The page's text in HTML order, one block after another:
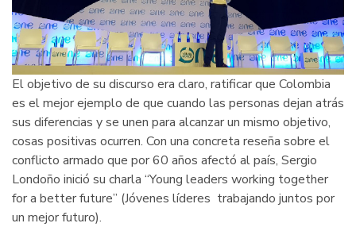
El objetivo de su discurso era claro, ratificar que Colombia
es el mejor ejemplo de que cuando las personas dejan atrás
sus diferencias y se unen para alcanzar un mismo objetivo,
cosas positivas ocurren. Con una concreta reseña sobre el
conflicto armado que por 60 años afectó al país, Sergio
Londoño inició su charla “Young leaders working together
for a better future” (Jóvenes líderes trabajando juntos por
un mejor futuro).